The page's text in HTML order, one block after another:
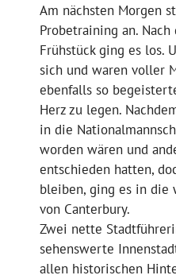
Am nächsten Morgen
Probetraining an.
Frühstück ging es los.
sich und waren voller
ebenfalls so
Herz zu legen.
in die
worden wären und
entschieden hatten,
bleiben, ging es in die
von Canterbury.
Zwei nette
sehenswerte
allen historischen